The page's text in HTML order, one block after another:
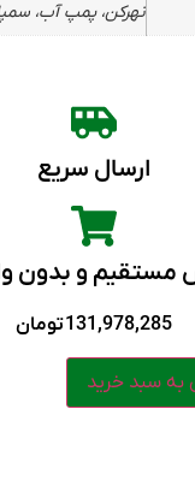
نهرکن، پمپ آب،
ارسال سریع
مستقیم و بدون
131,978,285تومان
به سبد خرید